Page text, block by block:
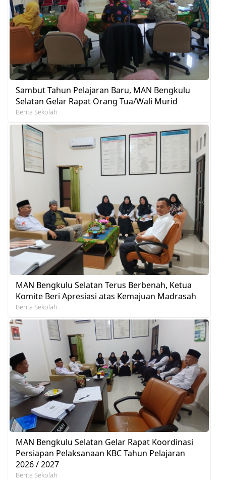
Sambut Tahun Pelajaran Baru, MAN Bengkulu
Selatan Gelar Rapat Orang Tua/Wali Murid
Berita Sekolah
MAN Bengkulu Selatan Terus Berbenah, Ketua
Komite Beri Apresiasi atas Kemajuan Madrasah
Berita Sekolah
MAN Bengkulu Selatan Gelar Rapat Koordinasi
Persiapan Pelaksanaan KBC Tahun Pelajaran
2026 / 2027
Berita Sekolah